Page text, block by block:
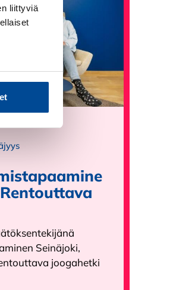
liittyviä
Seinäjoki,
joogahetki